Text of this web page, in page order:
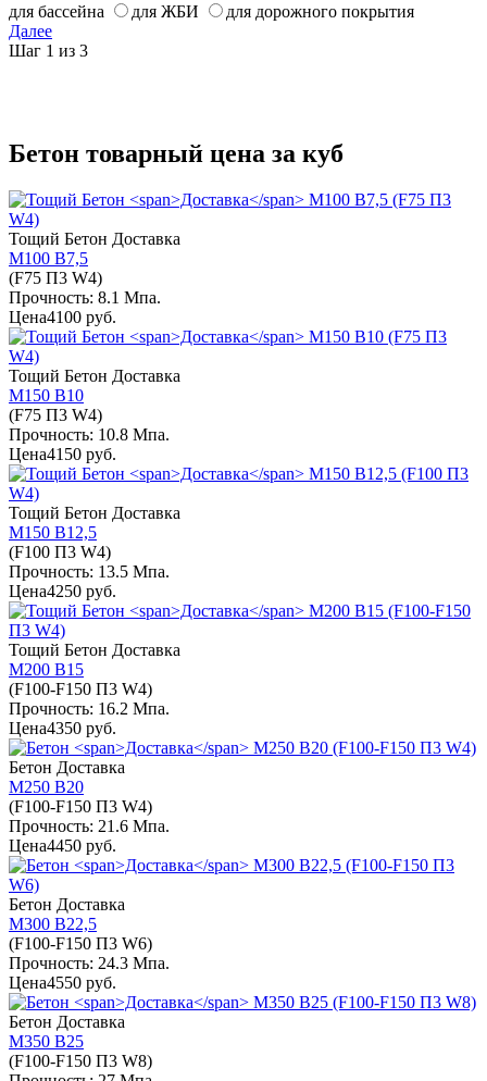
для бассейна
для ЖБИ
для дорожного покрытия
Далее
Шаг 1 из 3
Бетон товарный цена за куб
Тощий Бетон Доставка
М100 В7,5
(F75 П3 W4)
Прочность: 8.1 Мпа.
Цена4100 руб.
Тощий Бетон Доставка
М150 В10
(F75 П3 W4)
Прочность: 10.8 Мпа.
Цена4150 руб.
Тощий Бетон Доставка
М150 В12,5
(F100 П3 W4)
Прочность: 13.5 Мпа.
Цена4250 руб.
Тощий Бетон Доставка
М200 В15
(F100-F150 П3 W4)
Прочность: 16.2 Мпа.
Цена4350 руб.
Бетон Доставка
М250 В20
(F100-F150 П3 W4)
Прочность: 21.6 Мпа.
Цена4450 руб.
Бетон Доставка
М300 В22,5
(F100-F150 П3 W6)
Прочность: 24.3 Мпа.
Цена4550 руб.
Бетон Доставка
М350 В25
(F100-F150 П3 W8)